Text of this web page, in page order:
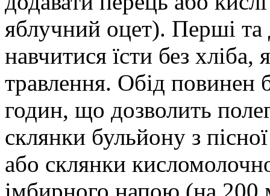
яблучний оцет). Перші та
навчитися їсти без
травлення. Обід повинен
годин, що дозволить
склянки бульйону з
або склянки
імбирного напою (на